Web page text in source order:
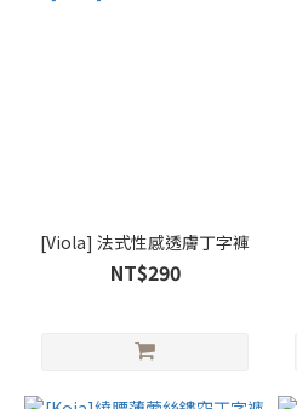
[Viola] 法式性感透膚丁字褲
NT$290